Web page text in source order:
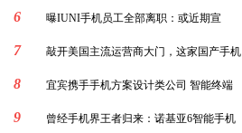
6 曝IUNI手机员工全部离职：或近期宣
7 敲开美国主流运营商大门，这家国产手机
8 宜宾携手手机方案设计类公司 智能终端
9 曾经手机界王者归来：诺基亚6智能手机